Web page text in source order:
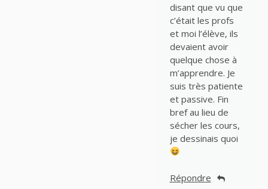
disant que vu que
c’était les profs
et moi l’élève, ils
devaient avoir
quelque chose à
m’apprendre. Je
suis très patiente
et passive. Fin
bref au lieu de
sécher les cours,
je dessinais quoi
Répondre